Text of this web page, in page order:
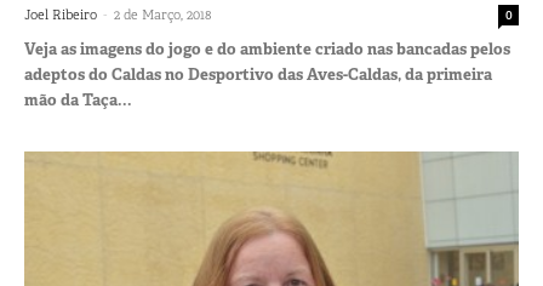
Joel Ribeiro - 2 de Março, 2018 0
Veja as imagens do jogo e do ambiente criado nas bancadas pelos
adeptos do Caldas no Desportivo das Aves-Caldas, da primeira
mão da Taça...